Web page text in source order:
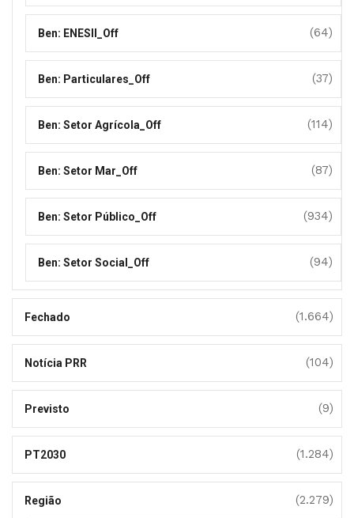
Ben: ENESII_Off (64)
Ben: Particulares_Off (37)
Ben: Setor Agrícola_Off (114)
Ben: Setor Mar_Off (87)
Ben: Setor Público_Off (934)
Ben: Setor Social_Off (94)
Fechado (1.664)
Notícia PRR (104)
Previsto (9)
PT2030 (1.284)
Região (2.279)